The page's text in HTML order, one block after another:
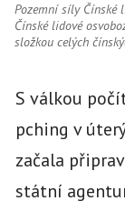
Pozemní síly Čínské
Čínské lidové
složkou celých
S válkou
pching v
začala
státní